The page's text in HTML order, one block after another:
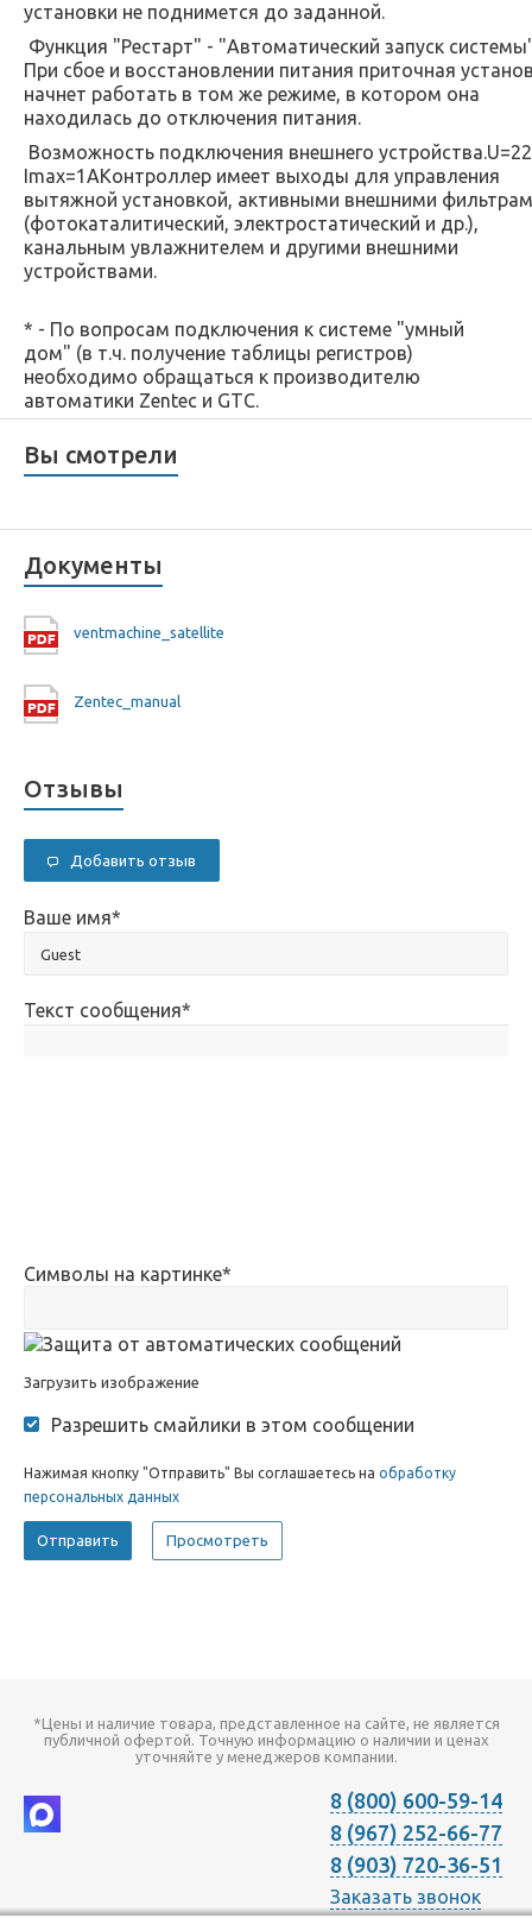
установки не поднимется до заданной.
Функция "Рестарт" - "Автоматический запуск
При сбое и восстановлении питания приточная
начнет работать в том же режиме, в котором она
находилась до отключения питания.
Возможность подключения внешнего
Imax=1AКонтроллер имеет выходы для управления
вытяжной установкой, активными внешними
(фотокаталитический, электростатический и др.),
канальным увлажнителем и другими внешними
устройствами.
* - По вопросам подключения к системе "умный
дом" (в т.ч. получение таблицы регистров)
необходимо обращаться к производителю
автоматики Zentec и GTC.
Вы смотрели
Документы
ventmachine_satellite
Zentec_manual
Отзывы
Добавить отзыв
Ваше имя*
Текст сообщения*
Символы на картинке*
Загрузить изображение
Разрешить смайлики в этом сообщении
Нажимая кнопку "Отправить" Вы соглашаетесь на обработку
персональных данных
*Цены и наличие товара, представленное на сайте, не является
публичной офертой. Точную информацию о наличии и ценах
уточняйте у менеджеров компании.
8 (800) 600-59-14
8 (967) 252-66-77
8 (903) 720-36-51
Заказать звонок